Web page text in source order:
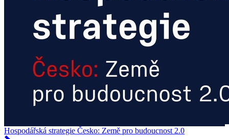
Hospodářská strategie Česko: Země pro budoucnost 2.0